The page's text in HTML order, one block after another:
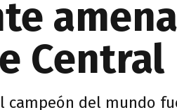
Central
campeón del mundo